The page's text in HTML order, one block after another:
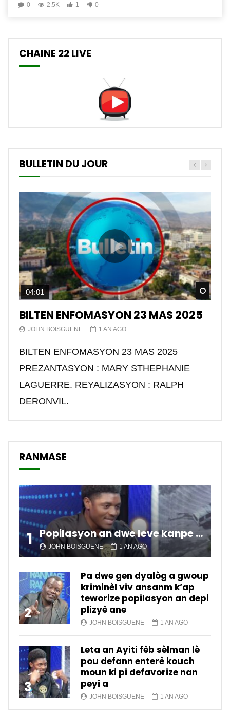
0 2.5K 1 0
CHAINE 22 LIVE
BULLETIN DU JOUR
04:01
BILTEN ENFOMASYON 23 MAS 2025
JOHN BOISGUENE 1 AN AGO
BILTEN ENFOMASYON 23 MAS 2025
PREZANTASYON : MARY STHEPHANIE
LAGUERRE. REYALIZASYON : RALPH
DERONVIL.
RANMASE
1 Popilasyon an dwe leve kanpe pou chanje sitiyasyon kawotik l’ap viv nan peyi a.
JOHN BOISGUENE 1 AN AGO
2
Pa dwe gen dyalòg a gwoup
kriminèl viv ansanm k’ap
teworize popilasyon an depi
plizyè ane
JOHN BOISGUENE 1 AN AGO
3
Leta an Ayiti fèb sèlman lè
pou defann enterè kouch
moun ki pi defavorize nan
peyi a
JOHN BOISGUENE 1 AN AGO